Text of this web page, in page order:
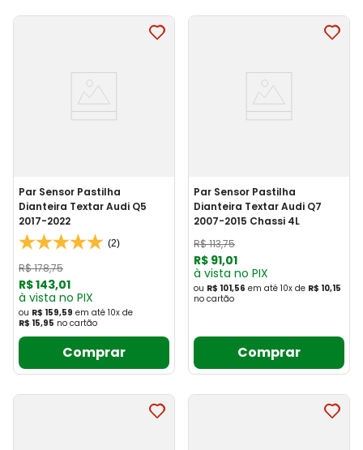
Par Sensor Pastilha
Dianteira Textar Audi Q5
2017-2022
(2)
R$178,75
R$143,01
à vista no PIX
ou R$ 159,59 em até 10x de
R$ 15,95 no cartão
Comprar
Par Sensor Pastilha
Dianteira Textar Audi Q7
2007-2015 Chassi 4L
R$113,75
R$ 91,01
à vista no PIX
ou R$ 101,56 em até 10x de R$ 10,15
no cartão
Comprar